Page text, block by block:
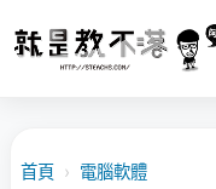
首頁 › 電腦軟體